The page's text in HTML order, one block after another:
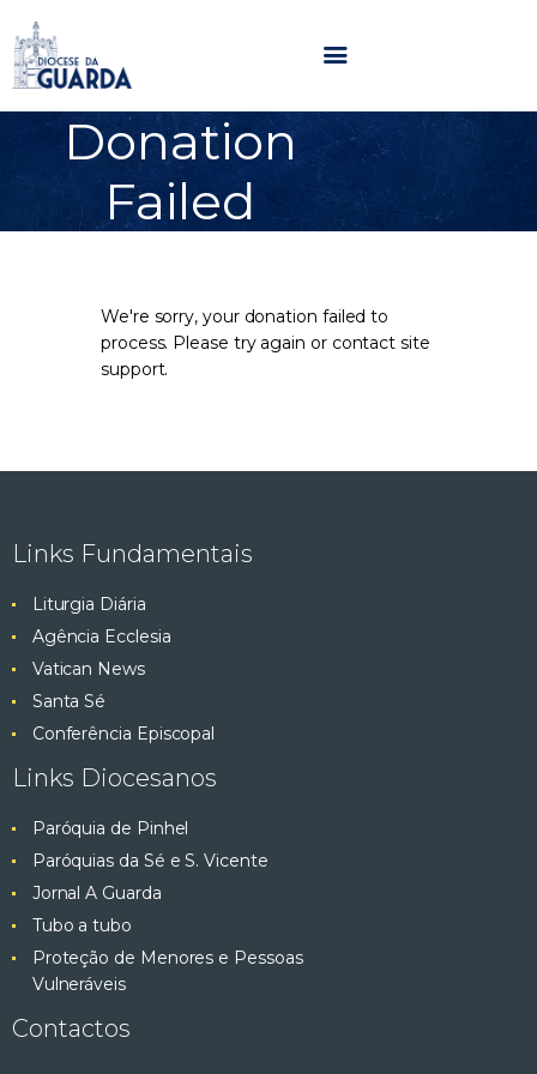
Donation
Failed
HOME
DIOCESE
SECRETARIADOS
NOTÍCIAS
AGENDA
MULTIMÉDIA
We're sorry, your donation failed to
process. Please try again or contact site
support.
Links Fundamentais
Liturgia Diária
Agência Ecclesia
Vatican News
Santa Sé
Conferência Episcopal
Links Diocesanos
Paróquia de Pinhel
Paróquias da Sé e S. Vicente
Jornal A Guarda
Tubo a tubo
Proteção de Menores e Pessoas
Vulneráveis
Contactos